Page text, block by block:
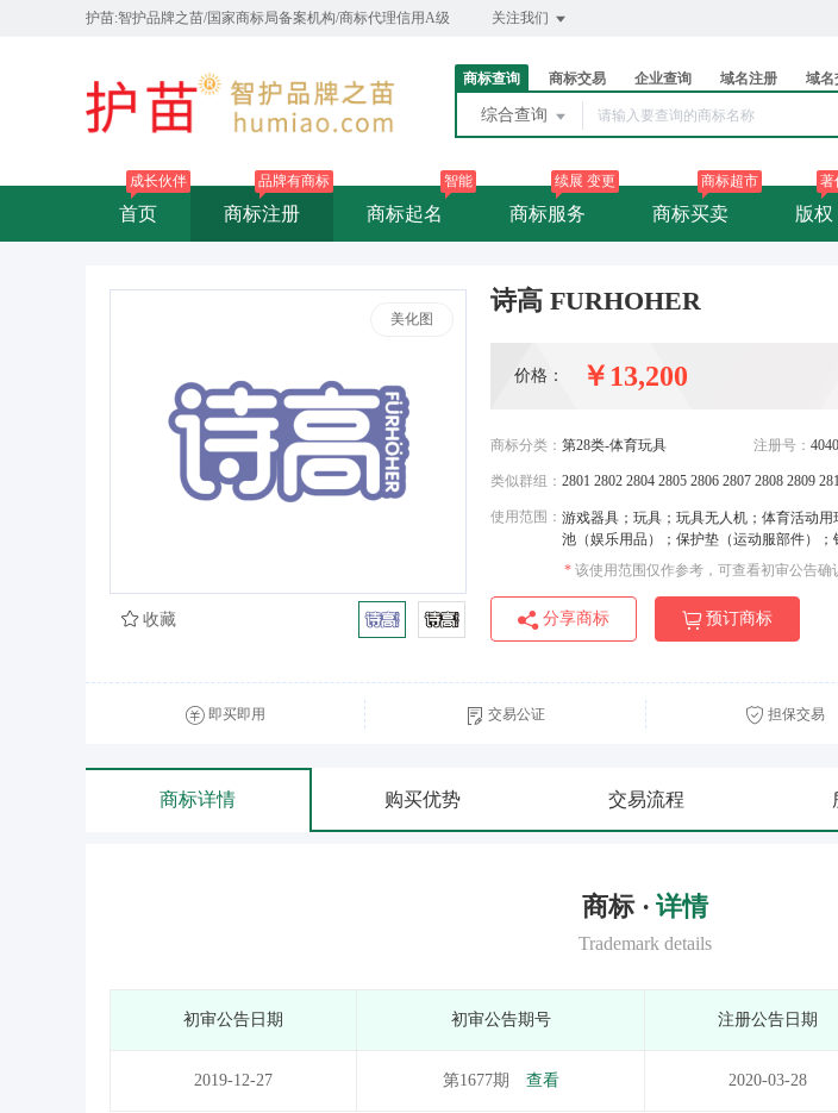
护苗:智护品牌之苗/国家商标局备案机构/商标代理信用A级 关注我们
商标查询 商标交易 企业查询 域名注册 域名
综合查询
首页
成长伙伴
商标注册
品牌有商标
商标起名
智能
商标服务
续展 变更
商标买卖
商标超市
版权
著
美化图
诗高 FURHOHER
价格： ￥13,200
商标分类： 第28类-体育玩具 注册号：
类似群组： 2801 2802 2804 2805 2806 2807 2808 2809
使用范围： 游戏器具；玩具；玩具无人机；体育活动
池（娱乐用品）；保护垫（运动服部件）；
* 该使用范围仅作参考，可查看初审公告确
分享商标 预订商标
收藏
即买即用 交易公证 担保交易
商标详情 购买优势 交易流程
商标 · 详情
Trademark details
初审公告日期 初审公告期号 注册公告日期
2019-12-27 第1677期 查看 2020-03-28